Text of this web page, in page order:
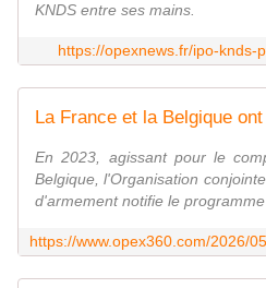
KNDS entre ses mains.
https://opexnews.fr/ipo-knds-
En 2023, agissant pour le
Belgique, l'Organisation
d'armement notifie le